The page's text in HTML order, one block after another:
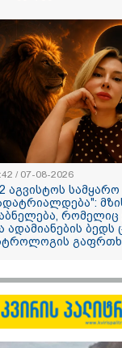
იმნაძის
- ეკა
/ 07-08-2026
აგვისტოს სამყარო
რომელიც
ადამიანების ბედს